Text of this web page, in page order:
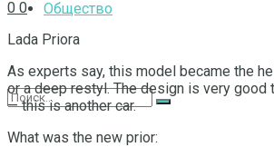
Общество
0 0
Lada Priora
As experts say, this model became the
or a deep restyl.The design is very good
— this is another car.
What was the new prior: